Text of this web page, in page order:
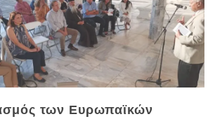
των Ευρωπαϊκών